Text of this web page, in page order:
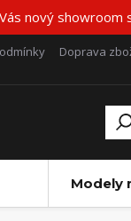
nový
Doprava
Modely